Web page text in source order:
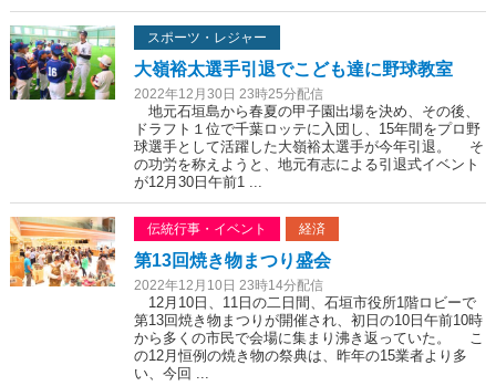
スポーツ・レジャー
大嶺裕太選手引退でこども達に野球教室
2022年12月30日 23時25分配信
地元石垣島から春夏の甲子園出場を決め、その後、
ドラフト１位で千葉ロッテに入団し、15年間をプロ野
球選手として活躍した大嶺裕太選手が今年引退。 そ
の功労を称えようと、地元有志による引退式イベント
が12月30日午前1 ...
伝統行事・イベント 経済
第13回焼き物まつり盛会
2022年12月10日 23時14分配信
12月10日、11日の二日間、石垣市役所1階ロビーで
第13回焼き物まつりが開催され、初日の10日午前10時
から多くの市民で会場に集まり沸き返っていた。 こ
の12月恒例の焼き物の祭典は、昨年の15業者より多
い、今回 ...